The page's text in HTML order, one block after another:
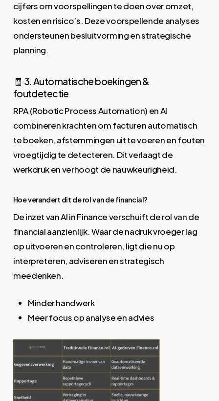
cijfers om voorspellingen te doen over omzet,
kosten en risico’s. Deze voorspellende analyses
ondersteunen besluitvorming en strategische
planning.
🧾 3. Automatische boekingen &
foutdetectie
RPA (Robotic Process Automation) en AI
combineren krachten om facturen automatisch
te boeken, afstemmingen uit te voeren en fouten
vroegtijdig te detecteren. Dit verlaagt de
werkdruk en verhoogt de nauwkeurigheid.
Hoe verandert dit de rol van de financial?
De inzet van AI in Finance verschuift de rol van de
financial aanzienlijk. Waar de nadruk vroeger lag
op uitvoeren en controleren, ligt die nu op
interpreteren, adviseren en strategisch
meedenken.
Minder handwerk
Meer focus op analyse en advies